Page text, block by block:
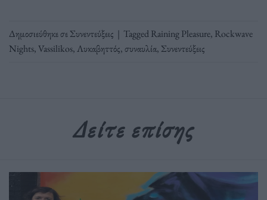
Δημοσιεύθηκε σεΣυνεντεύξεις | TaggedRaining Pleasure, Rockwave
Nights,Vassilikos,Λυκαβηττός,συναυλία, Συνεντεύξεις
Δείτε επίσης